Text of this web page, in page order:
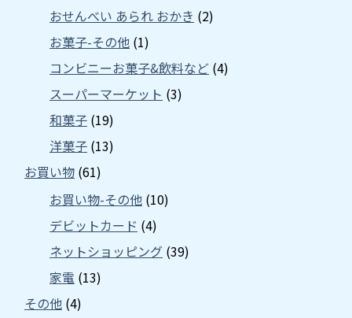
おせんべい あられ おかき (2)
お菓子-その他 (1)
コンビニーお菓子&飲料など (4)
スーパーマーケット (3)
和菓子 (19)
洋菓子 (13)
お買い物 (61)
お買い物-その他 (10)
デビットカード (4)
ネットショッピング (39)
家電 (13)
その他 (4)